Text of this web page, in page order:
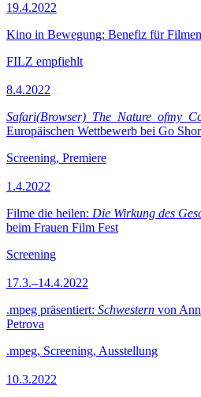
19.4.2022
Kino in Bewegung: Benefiz für
FILZ empfiehlt
8.4.2022
Europäischen Wettbewerb bei Go
Screening, Premiere
1.4.2022
Filme die heilen: Die Wirkung des
beim Frauen Film Fest
Screening
17.3.–14.4.2022
.mpeg präsentiert: Schwestern von
Petrova
.mpeg, Screening, Ausstellung
10.3.2022